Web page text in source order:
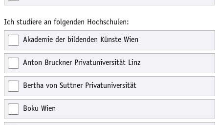
Ich studiere an folgenden Hochschulen:
Akademie der bildenden Künste Wien
Anton Bruckner Privatuniversität Linz
Bertha von Suttner Privatuniversität
Boku Wien